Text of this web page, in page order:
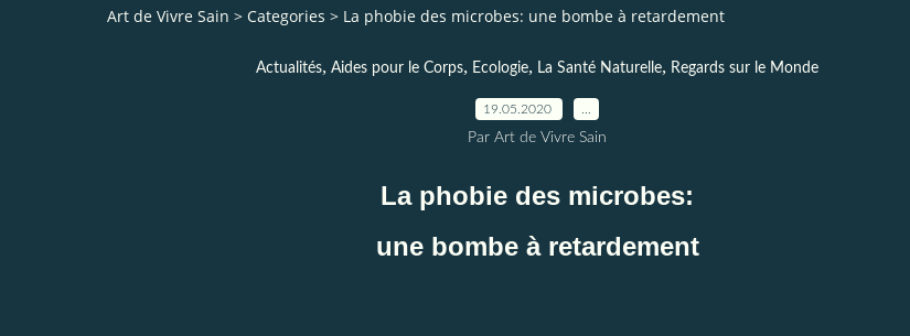
Art de Vivre Sain > Categories > La phobie des microbes: une bombe à retardement
Actualités, Aides pour le Corps, Ecologie, La Santé Naturelle, Regards sur le Monde
19.05.2020
Par Art de Vivre Sain
La phobie des microbes:
une bombe à retardement